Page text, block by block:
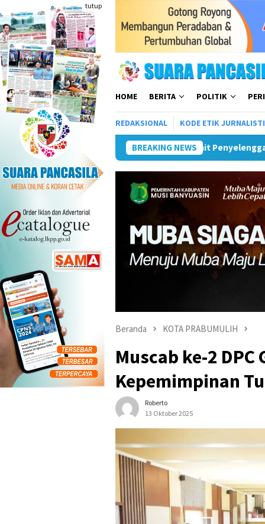
ke
konten
tutup
HOME BERITA POLITIK
REDAKSIONAL KODE ETIK
BREAKING NEWS
Telkom Rumija Plt Bupati Hendri
Beranda KOTA PRABUMULIH
Muscab ke-2
Kepemimpinan
Roberto
13 Oktober 2025